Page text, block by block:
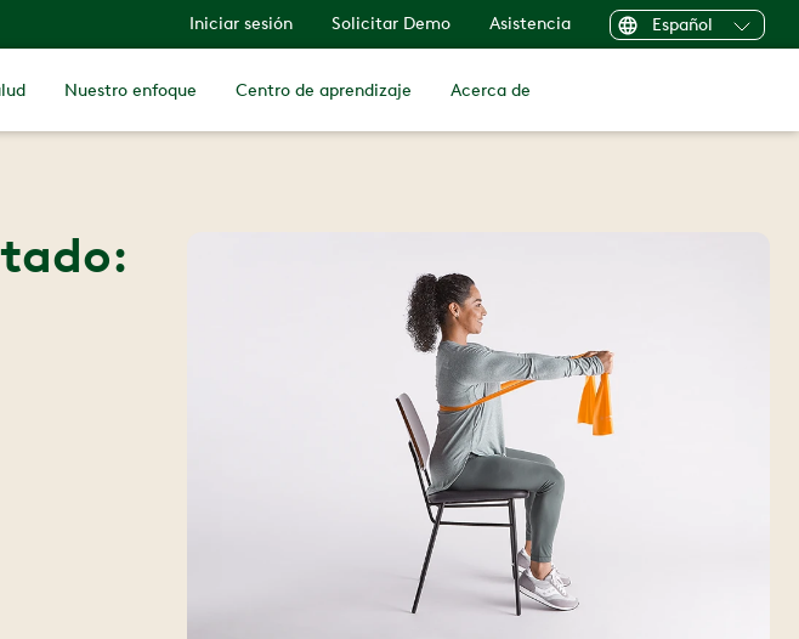
Iniciar sesión Solicitar Demo Asistencia Español
Nuestro enfoque Centro de aprendizaje Acerca de